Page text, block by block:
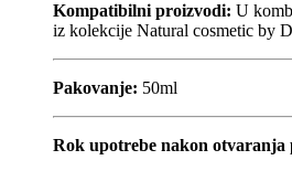
Kompatibilni proizvodi: U
iz kolekcije Natural cosmetic by
Pakovanje: 50ml
Rok upotrebe nakon otvaranja